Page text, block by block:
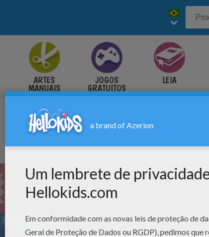
ARTES
MANUAIS
JOGOS
GRATUITOS
LEIA